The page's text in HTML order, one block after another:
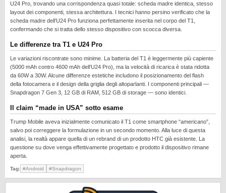
ONEPLUS
PIXEL
PRIVACY
REALME
RUMORS
SOFTWARE
SVILUPPARE ANDROID
XIAOMI
U24 Pro, trovando una corrispondenza quasi totale: scheda madre identica, stesso
layout dei componenti, stessa architettura. I tecnici hanno persino verificato che la
scheda madre dell’U24 Pro funziona perfettamente inserita nel corpo del T1,
confermando che si tratta dello stesso dispositivo con scocca diversa.
Le differenze tra T1 e U24 Pro
Le variazioni riscontrate sono minime. La batteria del T1 è leggermente più capiente
(5000 mAh contro 4600 mAh dell’U24 Pro), ma la velocità di ricarica è stata ridotta
da 60W a 30W. Alcune differenze estetiche includono il posizionamento del flash
della fotocamera e il design della griglia degli altoparlanti. I componenti principali —
Snapdragon 7 Gen 3, 12 GB di RAM, 512 GB di storage — sono identici.
Il claim “made in USA” sotto esame
Trump Mobile aveva inizialmente comunicato il T1 come smartphone “americano”,
salvo poi correggere la formulazione in un secondo momento. Alla luce di questa
analisi, la realtà appare quella di un rebrand di un prodotto HTC già esistente. La
questione su dove venga effettivamente progettato e prodotto il dispositivo rimane
aperta.
Tag: #Android #Snapdragon